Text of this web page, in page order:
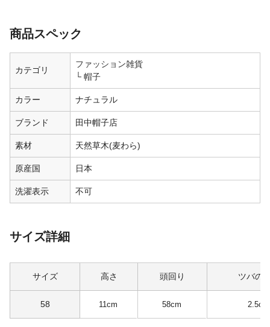
商品スペック
カテゴリ
ファッション雑貨
帽子
カラー ナチュラル
ブランド 田中帽子店
素材 天然草木(麦わら)
原産国 日本
洗濯表示 不可
サイズ詳細
サイズ 高さ 頭回り ツバの
58 11cm 58cm 2.5cm